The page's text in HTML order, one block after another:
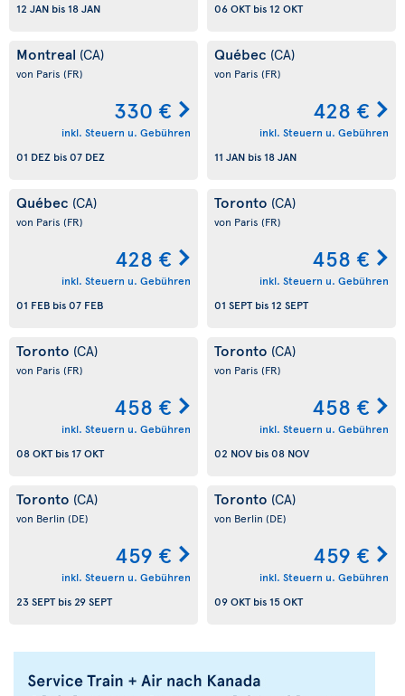
12 JAN bis 18 JAN
06 OKTbis 12 OKT
Montreal (CA)
von Paris (FR)
330 €
inkl. Steuern u. Gebühren
01 DEZ bis07 DEZ
Québec (CA)
von Paris (FR)
428 €
inkl. Steuern u. Gebühren
11 JAN bis 18 JAN
Québec (CA)
von Paris (FR)
428 €
inkl. Steuern u. Gebühren
01 FEB bis07 FEB
Toronto (CA)
von Paris (FR)
458 €
inkl. Steuern u. Gebühren
01 SEPTbis 12 SEPT
Toronto (CA)
von Paris (FR)
458 €
inkl. Steuern u. Gebühren
08 OKTbis 17 OKT
Toronto (CA)
von Paris (FR)
458 €
inkl. Steuern u. Gebühren
02 NOV bis08 NOV
Toronto (CA)
von Berlin (DE)
459 €
inkl. Steuern u. Gebühren
23 SEPTbis29 SEPT
Toronto (CA)
von Berlin (DE)
459 €
inkl. Steuern u. Gebühren
09 OKTbis 15 OKT